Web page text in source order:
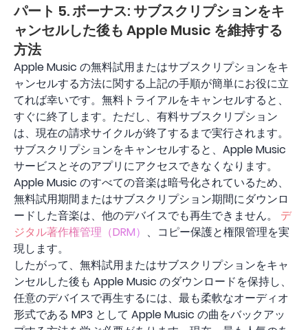
パート 5. ボーナス: サブスクリプションをキ
ャンセルした後も Apple Music を維持する
方法
Apple Music の無料試用またはサブスクリプションをキ
ャンセルする方法に関する上記の手順が簡単にお役に立
てれば幸いです。無料トライアルをキャンセルすると、
すぐに終了します。ただし、有料サブスクリプション
は、現在の請求サイクルが終了するまで実行されます。
サブスクリプションをキャンセルすると、Apple Music
サービスとそのアプリにアクセスできなくなります。
Apple Music のすべての音楽は暗号化されているため、
無料試用期間またはサブスクリプション期間にダウンロ
ードした音楽は、他のデバイスでも再生できません。 デ
ジタル著作権管理（DRM） 、コピー保護と権限管理を実
現します。
したがって、無料試用またはサブスクリプションをキャ
ンセルした後も Apple Music のダウンロードを保持し、
任意のデバイスで再生するには、最も柔軟なオーディオ
形式である MP3 として Apple Music の曲をバックアッ